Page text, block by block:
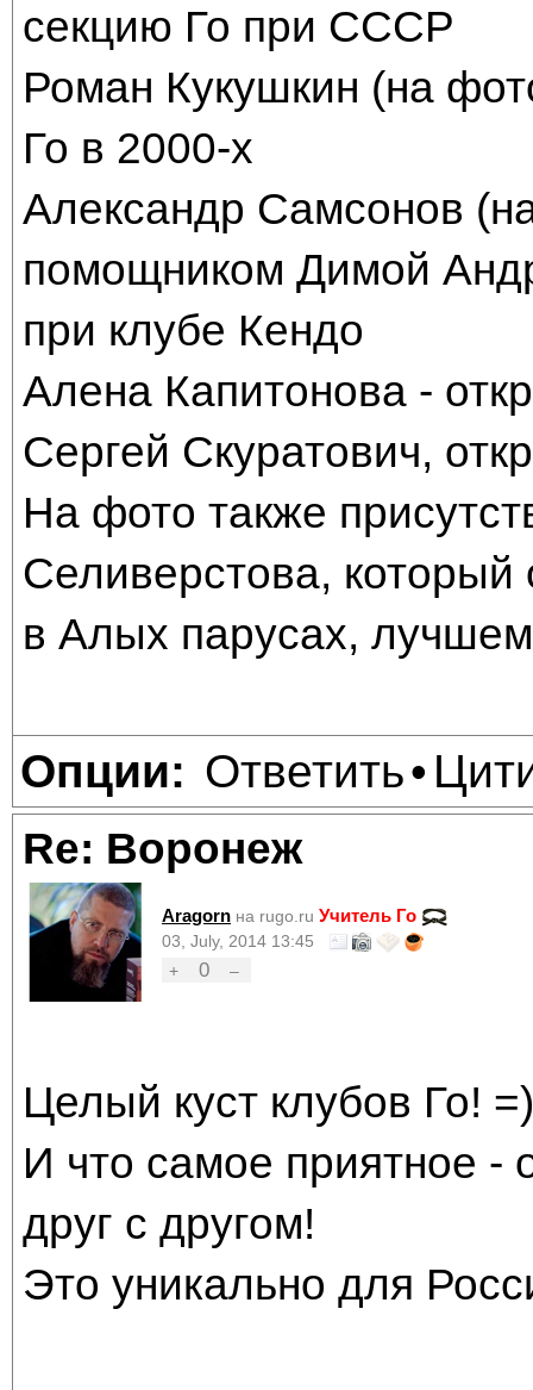
секцию Го при СССР
Роман Кукушкин (на
Го в 2000-х
Александр Самсонов
помощником Димой
при клубе Кендо
Алена Капитонова -
Сергей Скуратович,
На фото также
Селиверстова,
в Алых парусах,
Опции: Ответить•
Re: Воронеж
Aragorn на rugo.ru Учитель Го
03, July, 2014 13:45
+
0 –
Целый куст клубов Го! =)
И что самое приятное -
друг с другом!
Это уникально для